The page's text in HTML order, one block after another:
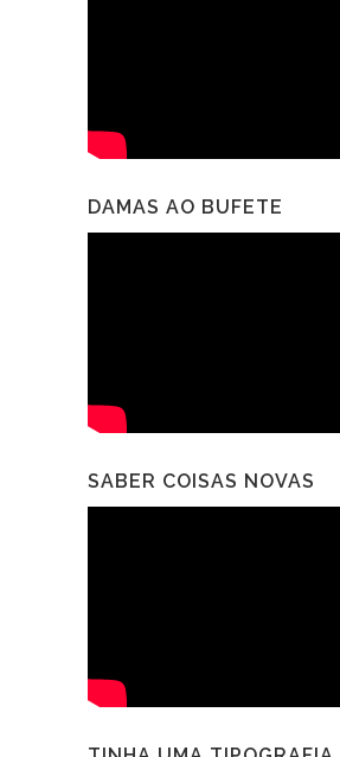
DAMAS AO BUFETE
SABER COISAS NOVAS